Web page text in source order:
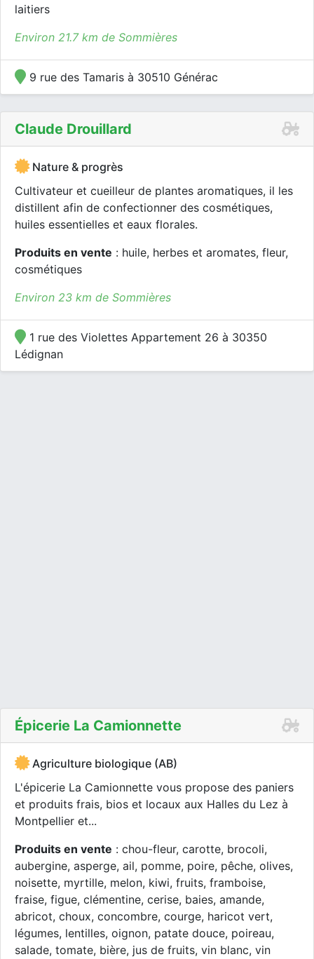
laitiers
Environ 21.7 km de Sommières
9 rue des Tamaris à 30510 Générac
Claude Drouillard
Nature & progrès
Cultivateur et cueilleur de plantes aromatiques, il les
distillent afin de confectionner des cosmétiques,
huiles essentielles et eaux florales.
Produits en vente : huile, herbes et aromates, fleur,
cosmétiques
Environ 23 km de Sommières
1 rue des Violettes Appartement 26 à 30350
Lédignan
Épicerie La Camionnette
Agriculture biologique (AB)
L'épicerie La Camionnette vous propose des paniers
et produits frais, bios et locaux aux Halles du Lez à
Montpellier et...
Produits en vente : chou-fleur, carotte, brocoli,
aubergine, asperge, ail, pomme, poire, pêche, olives,
noisette, myrtille, melon, kiwi, fruits, framboise,
fraise, figue, clémentine, cerise, baies, amande,
abricot, choux, concombre, courge, haricot vert,
légumes, lentilles, oignon, patate douce, poireau,
salade, tomate, bière, jus de fruits, vin blanc, vin